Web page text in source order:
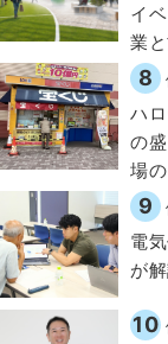
イ
業
8
ハ
の
場
9
電
が
10